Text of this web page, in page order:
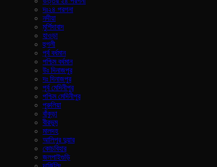
দঃ২৪ পরগনা
নদীয়া
মুর্শিদাবাদ
হাওড়া
হুগলী
পূর্ব বর্ধমান
পশ্চিম বর্ধমান
উঃ দিনাজপুর
দঃ দিনাজপুর
পূর্ব মেদিনীপুর
পশ্চিম মেদিনীপুর
পুরুলিয়া
বাঁকুড়া
বীরভুম
মালদহ
আলিপুর দুয়ার
কোচবিহার
জলপাইগুড়ি